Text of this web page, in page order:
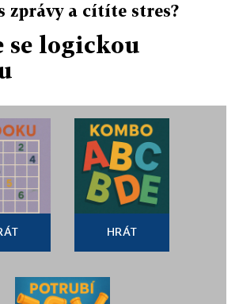
zprávy a cítíte stres?
se logickou
HRÁT